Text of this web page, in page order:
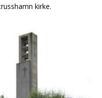
kirke.